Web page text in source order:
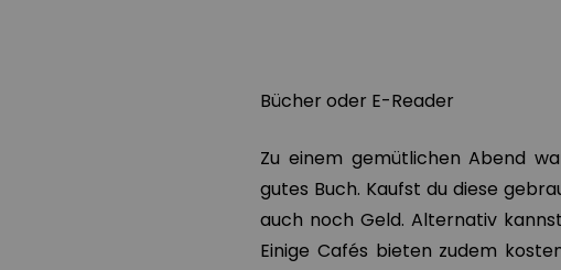
Bücher oder E-Reader
Zu einem gemütlichen Abend
gutes Buch. Kaufst du diese
auch noch Geld. Alternativ
Einige Cafés bieten zudem